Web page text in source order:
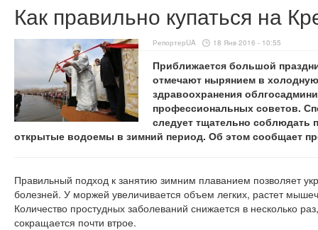
Как правильно купаться на
РепортерUA 18 Янв 2016 - 10:55
Приближается большой
отмечают нырянием в
здравоохранения
профессиональных советов.
следует тщательно соблюдать
открытые водоемы в зимний период. Об этом сообщает
Правильный подход к занятию зимним плаванием позволяет
болезней. У моржей увеличивается объем легких, растет
Количество простудных заболеваний снижается в несколько
сокращается почти втрое.